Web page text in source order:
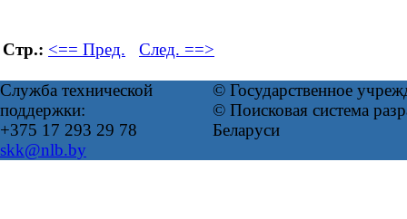
Стр.: <== Пред. След. ==>
Служба технической
поддержки:
+375 17 293 29 78
skk@nlb.by
© Государственное
© Поисковая система
Беларуси